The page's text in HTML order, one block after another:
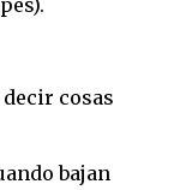
cosas
bajan